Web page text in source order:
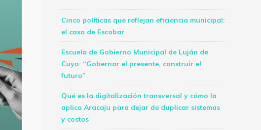
Cinco políticas que reflejan eficiencia municipal:
el caso de Escobar
Escuela de Gobierno Municipal de Luján de
Cuyo: “Gobernar el presente, construir el
futuro”
Qué es la digitalización transversal y cómo la
aplica Aracaju para dejar de duplicar sistemas
y costos